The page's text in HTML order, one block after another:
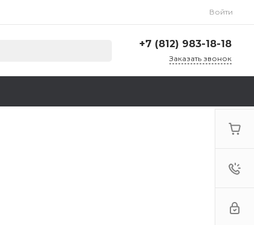
Войти
+7 (812) 983-18-18
Пн-Пт: 9:00-18:00 Cб-Вс:
Заказать звонок